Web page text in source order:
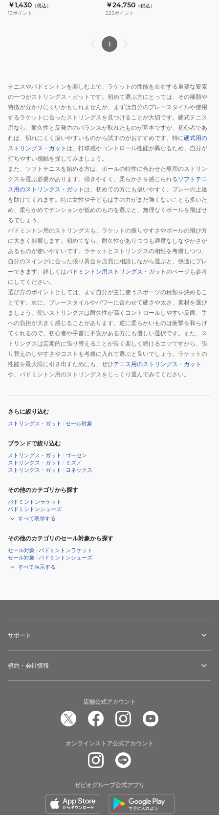
￥1,430 （税込）
13ポイント
￥24,750 （税込）
225ポイント
1
テニスやバドミントンを楽しむ上で、ラケットの性能を左右する重要な要素
の一つがストリングス・ガットです。初めて選ぶ方にとっては、その種類や
特徴が分かりにくいかもしれませんが、まずは自分のプレースタイルや使用
するラケットに合ったストリングスを見つけることが大切です。硬式テニス
用なら、耐久性と反発力のバランスが取れたものが基本ですが、初心者であ
れば、切れにくく扱いやすいものから試すのがおすすめです。特に硬式用の
ストリングス・ガット は、打球感やコントロール性能が異なるため、自分が
打ちやすい感触を探してみましょう。
また、ソフトテニスを始める方は、ボールの特性に合わせた専用のストリン
グスを選ぶ必要があります。弾きやすく、柔らかさを感じられるソフトテニ
ス用のストリングス・ガット は、初めての方にも扱いやすく、プレーの上達
を助けてくれます。特に女性や子どもは手の力がまだ強くないことも多いた
め、柔らかめでテンションが低めのものを選ぶと、無理なくボールを飛ばせ
るでしょう。
バドミントン用のストリングスも、ラケットの振りやすさやボールの飛び方
に大きく影響します。初めてなら、耐久性がありつつも適度なしなやかさが
あるものが使いやすいです。ラケットとストリングスの相性を考慮しつつ、
自分のスイングに合った張り具合を店員に相談しながら選ぶと、快適にプレ
ーできます。詳しくはバドミントン用ストリングス・ガット のページも参考
にしてください。
選び方のポイントとしては、まず自分が主に使うスポーツの種類を決めるこ
とです。次に、プレースタイルやパワーに合わせて硬さや太さ、素材を選び
ましょう。硬いストリングスは耐久性が高くコントロールしやすい反面、手
への負担が大きく感じることがあります。逆に柔らかいものは衝撃を和らげ
てくれるので、初心者や手首に不安がある方にも優しい選択です。また、ス
トリングスは定期的に張り替えることが長く楽しく続けるコツですから、張
り替えのしやすさやコストも考慮に入れて選ぶと良いでしょう。ラケットの
性能を最大限に引き出すためにも、ぜひテニス用のストリングス・ガット
や、バドミントン用のストリングスをじっくり選んでみてください。
さらに絞り込む
ストリングス・ガット /セール対象
ブランドで絞り込む
ストリングス・ガット / ゴーセン
ストリングス・ガット / ミズノ
ストリングス・ガット / ヨネックス
その他のカテゴリから探す
バドミントンラケット
バドミントンシューズ
すべて表示する
その他のカテゴリのセール対象から探す
セール対象 /バドミントンラケット
セール対象 /バドミントンシューズ
すべて表示する
サポート
規約・会社情報
店舗公式アカウント
オンラインストア公式アカウント
ゼビオグループ公式アプリ